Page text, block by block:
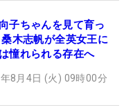
向子ちゃんを見て育っ
桑木志帆が全英女王に
憧れられる存在へ
8月4日 (火) 09時00分